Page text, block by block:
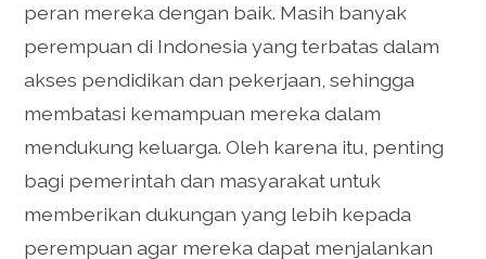
peran mereka dengan baik. Masih banyak
perempuan di Indonesia yang terbatas dalam
akses pendidikan dan pekerjaan, sehingga
membatasi kemampuan mereka dalam
mendukung keluarga. Oleh karena itu, penting
bagi pemerintah dan masyarakat untuk
memberikan dukungan yang lebih kepada
perempuan agar mereka dapat menjalankan